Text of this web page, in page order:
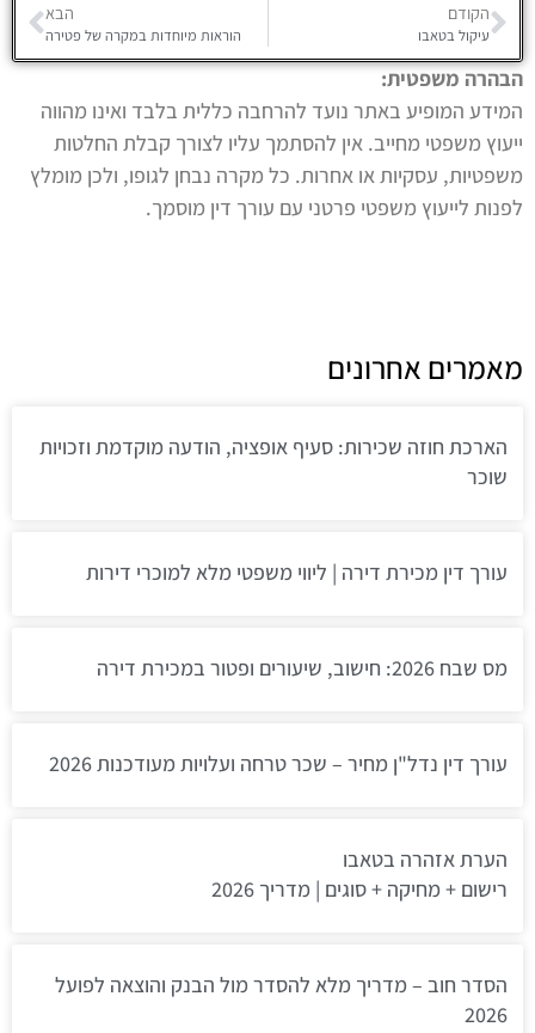
הקודם
עיקול בטאבו
הבא
הוראות מיוחדות במקרה של פטירה
הבהרה משפטית:
המידע המופיע באתר נועד להרחבה כללית בלבד ואינו מהווה
ייעוץ משפטי מחייב. אין להסתמך עליו לצורך קבלת החלטות
משפטיות, עסקיות או אחרות. כל מקרה נבחן לגופו, ולכן מומלץ
לפנות לייעוץ משפטי פרטני עם עורך דין מוסמך.
מאמרים אחרונים
הארכת חוזה שכירות: סעיף אופציה, הודעה מוקדמת וזכויות
שוכר
עורך דין מכירת דירה | ליווי משפטי מלא למוכרי דירות
מס שבח 2026: חישוב, שיעורים ופטור במכירת דירה
עורך דין נדל"ן מחיר – שכר טרחה ועלויות מעודכנות 2026
הערת אזהרה בטאבו
רישום + מחיקה + סוגים | מדריך 2026
הסדר חוב – מדריך מלא להסדר מול הבנק והוצאה לפועל
2026